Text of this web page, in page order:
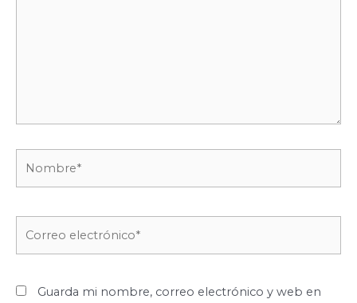
electrónico*
Guarda mi nombre, correo electrónico y web en